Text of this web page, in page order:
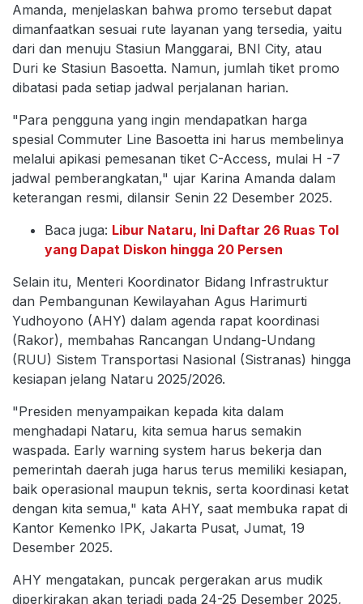
Amanda, menjelaskan bahwa promo tersebut dapat
dimanfaatkan sesuai rute layanan yang tersedia, yaitu
dari dan menuju Stasiun Manggarai, BNI City, atau
Duri ke Stasiun Basoetta. Namun, jumlah tiket promo
dibatasi pada setiap jadwal perjalanan harian.
"Para pengguna yang ingin mendapatkan harga
spesial Commuter Line Basoetta ini harus membelinya
melalui apikasi pemesanan tiket C-Access, mulai H -7
jadwal pemberangkatan," ujar Karina Amanda dalam
keterangan resmi, dilansir Senin 22 Desember 2025.
Baca juga: Libur Nataru, Ini Daftar 26 Ruas Tol
yang Dapat Diskon hingga 20 Persen
Selain itu, Menteri Koordinator Bidang Infrastruktur
dan Pembangunan Kewilayahan Agus Harimurti
Yudhoyono (AHY) dalam agenda rapat koordinasi
(Rakor), membahas Rancangan Undang-Undang
(RUU) Sistem Transportasi Nasional (Sistranas) hingga
kesiapan jelang Nataru 2025/2026.
"Presiden menyampaikan kepada kita dalam
menghadapi Nataru, kita semua harus semakin
waspada. Early warning system harus bekerja dan
pemerintah daerah juga harus terus memiliki kesiapan,
baik operasional maupun teknis, serta koordinasi ketat
dengan kita semua," kata AHY, saat membuka rapat di
Kantor Kemenko IPK, Jakarta Pusat, Jumat, 19
Desember 2025.
AHY mengatakan, puncak pergerakan arus mudik
diperkirakan akan terjadi pada 24-25 Desember 2025,